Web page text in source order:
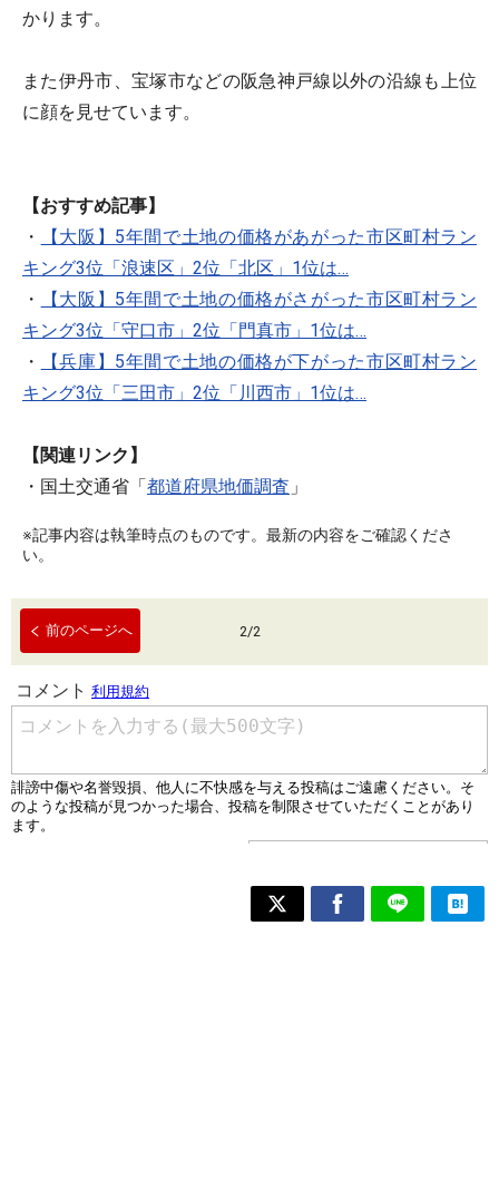
かります。
また伊丹市、宝塚市などの阪急神戸線以外の沿線も上位
に顔を見せています。
【おすすめ記事】
・
【大阪】5年間で土地の価格があがった市区町村ラン
キング3位「浪速区」2位「北区」1位は…
・
【大阪】5年間で土地の価格がさがった市区町村ラン
キング3位「守口市」2位「門真市」1位は…
・
【兵庫】5年間で土地の価格が下がった市区町村ラン
キング3位「三田市」2位「川西市」1位は…
【関連リンク】
・国土交通省「都道府県地価調査 」
※記事内容は執筆時点のものです。最新の内容をご確認くださ
い。
前のページへ 2/2